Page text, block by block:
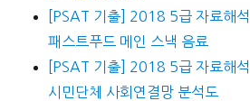
[PSAT 기출] 2018 5급 자료해
패스트푸드 메인 스낵 음료
[PSAT 기출] 2018 5급 자료해
시민단체 사회연결망 분석도